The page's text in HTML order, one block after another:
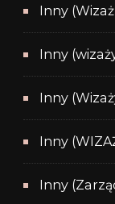
Inny
Inny
Inny
Inny
Inny